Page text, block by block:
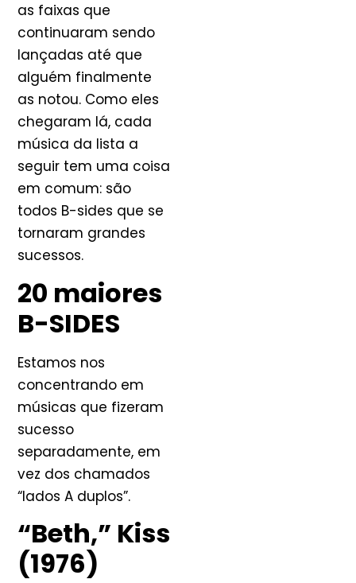
as faixas que
continuaram sendo
lançadas até que
alguém finalmente
as notou. Como eles
chegaram lá, cada
música da lista a
seguir tem uma coisa
em comum: são
todos B-sides que se
tornaram grandes
sucessos.
20 maiores
B-SIDES
Estamos nos
concentrando em
músicas que fizeram
sucesso
separadamente, em
vez dos chamados
“lados A duplos”.
“Beth,” Kiss
(1976)